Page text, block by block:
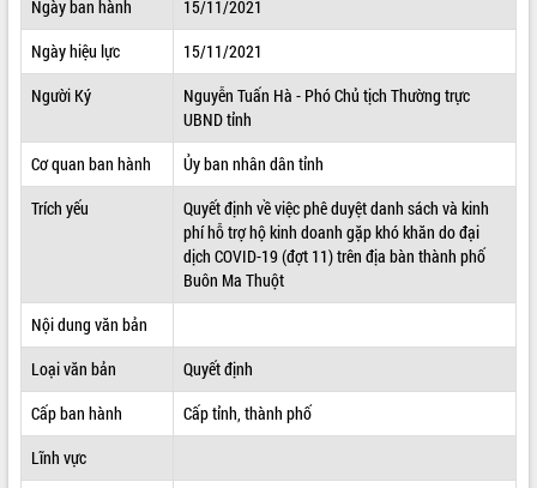
THÔNG TIN CHỈ ĐẠO ĐIỀU HÀNH
VĂN BẢN HĐND TỈNH
Ngày ban hành
15/11/2021
Ngày hiệu lực
15/11/2021
Người Ký
Nguyễn Tuấn Hà - Phó Chủ tịch Thường trực
UBND tỉnh
Cơ quan ban hành
Ủy ban nhân dân tỉnh
Trích yếu
Quyết định về việc phê duyệt danh sách và kinh
phí hỗ trợ hộ kinh doanh gặp khó khăn do đại
dịch COVID-19 (đợt 11) trên địa bàn thành phố
Buôn Ma Thuột
Nội dung văn bản
Loại văn bản
Quyết định
Cấp ban hành
Cấp tỉnh, thành phố
Lĩnh vực